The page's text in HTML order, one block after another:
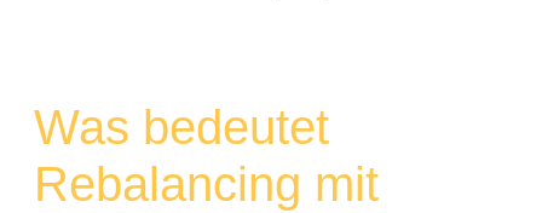
Was bedeutet
Rebalancing mit